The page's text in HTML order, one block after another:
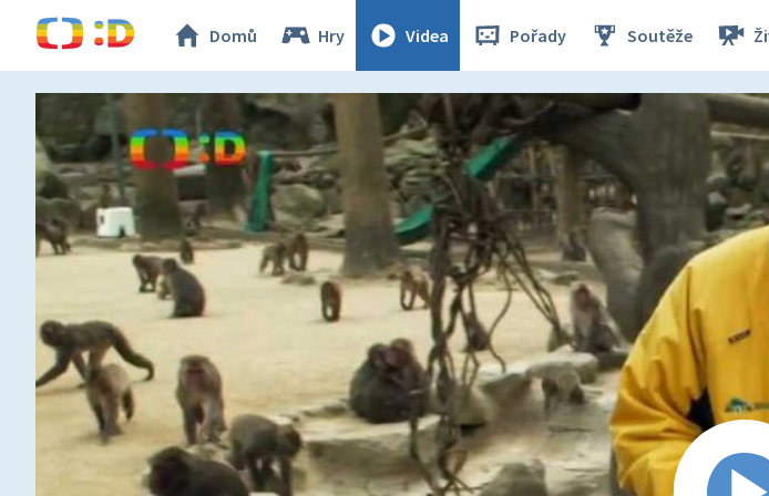
Domů Hry Videa Pořady Soutěže